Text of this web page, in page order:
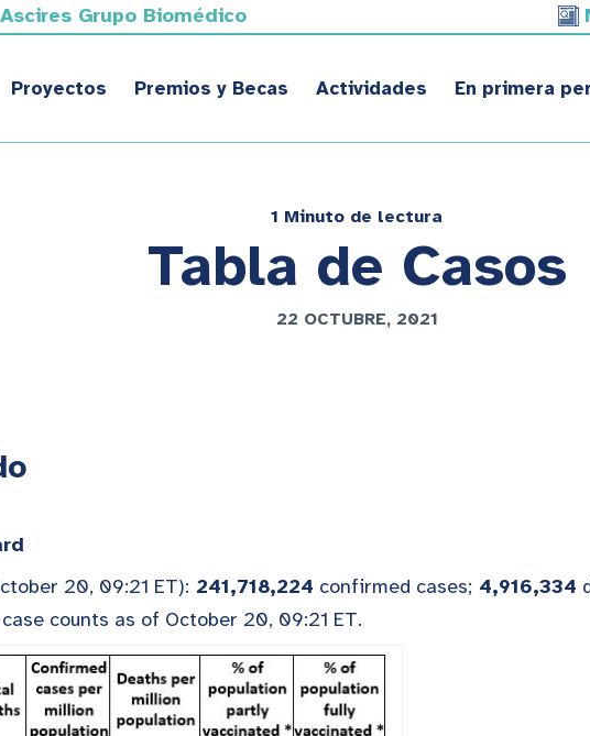
Ascires Grupo Biomédico
Proyectos Premios y Becas Actividades En primera
1 Minuto de lectura
Tabla de Casos
22 OCTUBRE, 2021
20, 09:21 ET): 241,718,224 confirmed cases; 4,916,334
counts as of October 20, 09:21 ET.